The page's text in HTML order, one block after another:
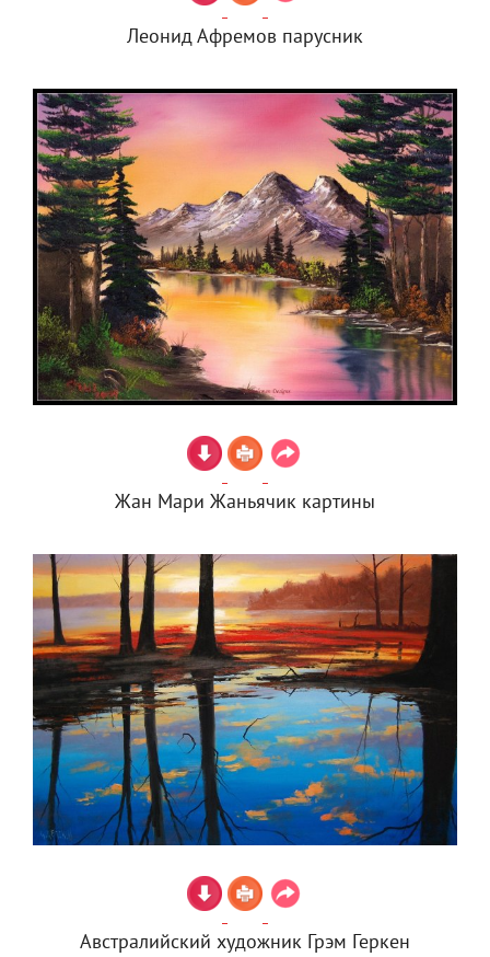
Леонид Афремов парусник
Жан Мари Жаньячик картины
Австралийский художник Грэм Геркен